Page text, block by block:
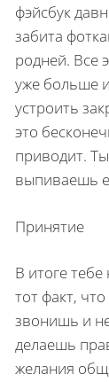
фэйсбук
забита
родней. Все
уже больше
устроить
это
приводит.
выпиваешь
Принятие
В итоге тебе
тот факт,
звонишь и
делаешь
желания